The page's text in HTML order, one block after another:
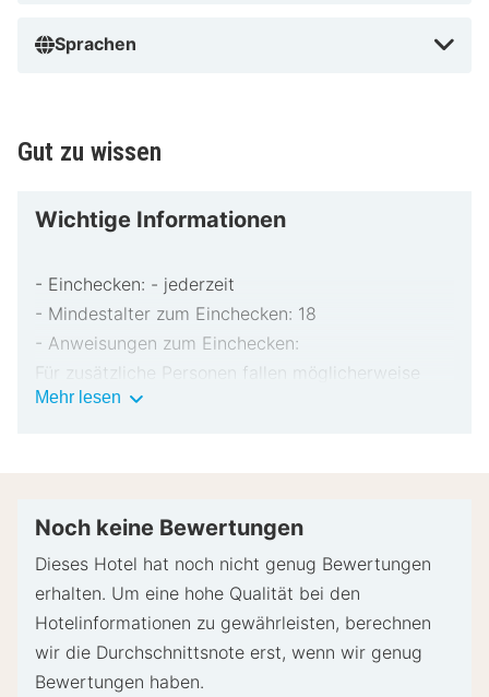
Sprachen
Gut zu wissen
Wichtige Informationen
- Einchecken: - jederzeit
- Mindestalter zum Einchecken: 18
- Anweisungen zum Einchecken:
Für zusätzliche Personen fallen möglicherweise
Gebühren an, die abhängig von den Bestimmungen
bar für unvorhergesehene Aufwendungen verlangt.
versucht, Sonderwünschen entgegenzukommen,
Eventuell fallen zusätzliche Gebühren an.
Diese Unterkunft akzeptiert Kreditkarten und
Mehr lesen Wichtige
Noch keine Bewertungen
Dieses Hotel hat noch nicht genug Bewertungen
erhalten. Um eine hohe Qualität bei den
Hotelinformationen zu gewährleisten, berechnen
wir die Durchschnittsnote erst, wenn wir genug
Bewertungen haben.